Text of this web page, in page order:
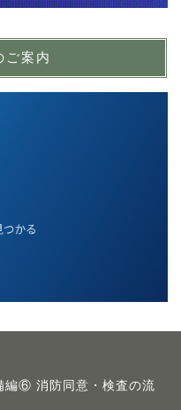
ご案内
編⑥ 消防同意・検査の流